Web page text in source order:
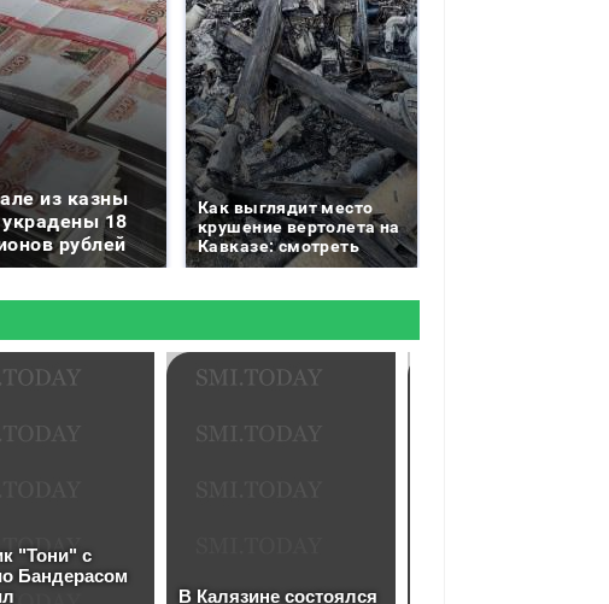
из казны
18
рублей
Как выглядит место
крушение вертолета на
Кавказе: смотреть